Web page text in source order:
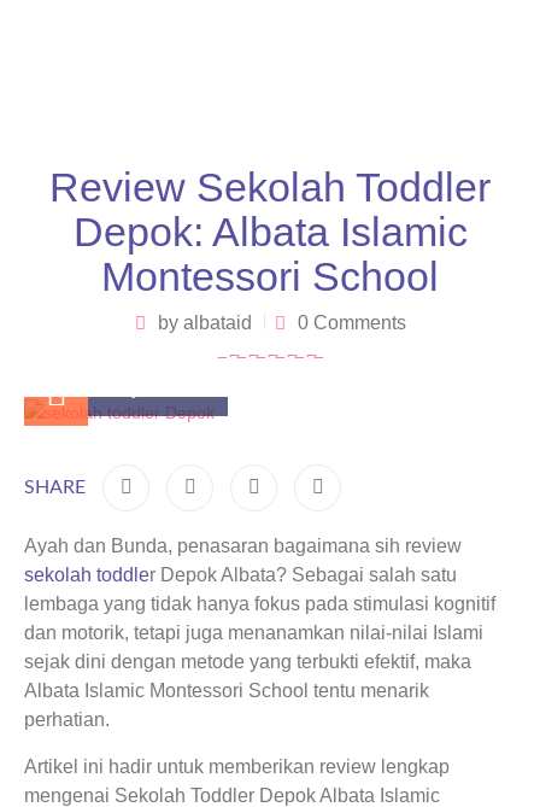
Review Sekolah Toddler
Depok: Albata Islamic
Montessori School
by albataid 0 Comments
SHARE
Ayah dan Bunda, penasaran bagaimana sih review
sekolah toddler Depok Albata? Sebagai salah satu
lembaga yang tidak hanya fokus pada stimulasi kognitif
dan motorik, tetapi juga menanamkan nilai-nilai Islami
sejak dini dengan metode yang terbukti efektif, maka
Albata Islamic Montessori School tentu menarik
perhatian.
Artikel ini hadir untuk memberikan review lengkap
mengenai Sekolah Toddler Depok Albata Islamic